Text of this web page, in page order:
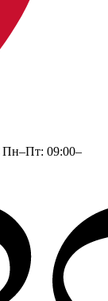
Пн–Пт: 09:00–